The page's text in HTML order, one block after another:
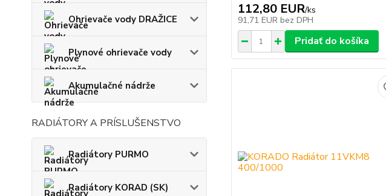
Ohrievače vody DRAŽICE
Plynové ohrievače vody
Akumulačné nádrže
RADIÁTORY A PRÍSLUŠENSTVO
Radiátory PURMO
Radiátory KORAD (SK)
112,80 EUR/ks
91,71 EUR bez DPH
Pridať do košíka